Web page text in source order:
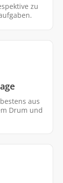
zu
aus
Drum und